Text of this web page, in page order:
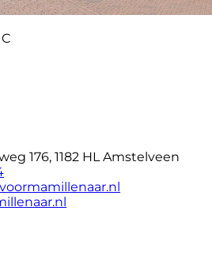
176, 1182 HL Amstelveen